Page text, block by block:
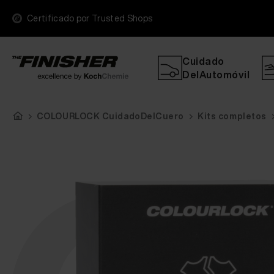
Certificado por Trusted Shops
Cuidado
DelAutomóvil
COLOURLOCK CuidadoDelCuero Kits completos